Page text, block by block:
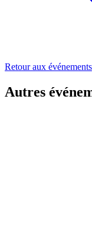
Retour aux événements
Autres